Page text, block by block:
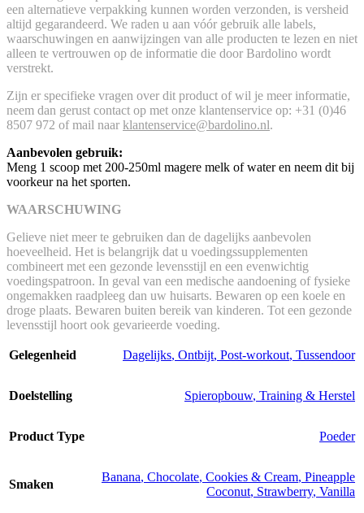
een alternatieve verpakking kunnen worden verzonden, is versheid
altijd gegarandeerd. We raden u aan vóór gebruik alle labels,
waarschuwingen en aanwijzingen van alle producten te lezen en niet
alleen te vertrouwen op de informatie die door Bardolino wordt
verstrekt.
Zijn er specifieke vragen over dit product of wil je meer informatie,
neem dan gerust contact op met onze klantenservice op: +31 (0)46
8507 972 of mail naar klantenservice@bardolino.nl.
Aanbevolen gebruik:
Meng 1 scoop met 200-250ml magere melk of water en neem dit bij
voorkeur na het sporten.
WAARSCHUWING
Gelieve niet meer te gebruiken dan de dagelijks aanbevolen
hoeveelheid. Het is belangrijk dat u voedingssupplementen
combineert met een gezonde levensstijl en een evenwichtig
voedingspatroon. In geval van een medische aandoening of fysieke
ongemakken raadpleeg dan uw huisarts. Bewaren op een koele en
droge plaats. Bewaren buiten bereik van kinderen. Tot een gezonde
levensstijl hoort ook gevarieerde voeding.
Gelegenheid Dagelijks, Ontbijt, Post-workout, Tussendoor
Doelstelling Spieropbouw, Training & Herstel
Product Type Poeder
Smaken
Banana, Chocolate, Cookies & Cream, Pineapple
Coconut, Strawberry, Vanilla